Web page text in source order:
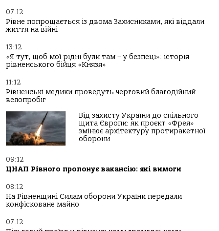
07:12
Рівне попрощається із двома Захисниками, які віддали
життя на війні
13:12
«Я тут, щоб мої рідні були там – у безпеці»: історія
рівненського бійця «Князя»
11:12
Рівненські медики проведуть черговий благодійний
велопробіг
Від захисту України до спільного
щита Європи: як проєкт «Фрея»
змінює архітектуру протиракетної
оборони
09:12
ЦНАП Рівного пропонує вакансію: які вимоги
08:12
На Рівненщині Силам оборони України передали
конфісковане майно
07:12